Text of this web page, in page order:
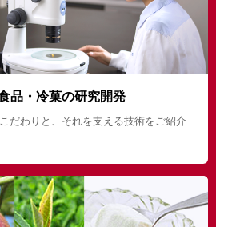
品・冷菓の研究開発
だわりと、それを支える技術をご紹介